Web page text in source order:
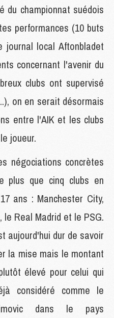
du championnat suédois
performances (10 buts
local Aftonbladet
concernant l'avenir du
clubs ont supervisé
on en serait désormais
entre l'AIK et les clubs
joueur.
négociations concrètes
que cinq clubs en
ans : Manchester City,
le Real Madrid et le PSG.
aujourd'hui dur de savoir
la mise mais le montant
élevé pour celui qui
considéré comme le
dans le pays